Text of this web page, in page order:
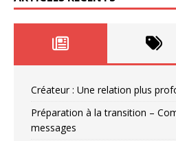
Créateur : Une relation plus
Préparation à la transition –
messages